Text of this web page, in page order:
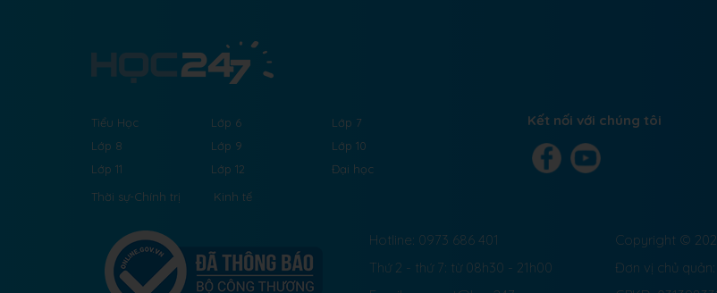
Tiểu Học Lớp 6
Lớp 7
Lớp 8
Lớp 9
Lớp 10
Lớp 11
Lớp 12
Đại học
Thời sự-Chính trị
Kinh tế
Kết nối với chúng tôi
Hotline: 0973 686 401
Thứ 2 - thứ 7: từ 08h30 - 21h00
Copyright ©
Đơn vị chủ